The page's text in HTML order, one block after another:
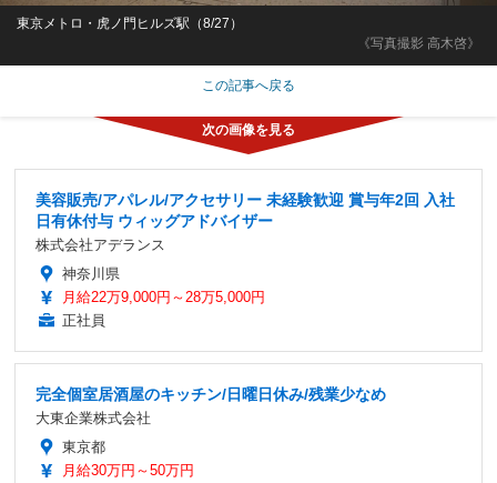
《写真撮影 高木啓》
東京メトロ・虎ノ門ヒルズ駅（8/27）
この記事へ戻る
美容販売/アパレル/アクセサリー 未経験歓迎 賞与年2回 入社
日有休付与 ウィッグアドバイザー
株式会社アデランス
神奈川県
月給22万9,000円～28万5,000円
正社員
完全個室居酒屋のキッチン/日曜日休み/残業少なめ
大東企業株式会社
東京都
月給30万円～50万円